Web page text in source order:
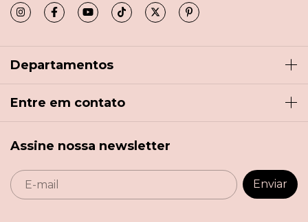
Departamentos
Entre em contato
Assine nossa newsletter